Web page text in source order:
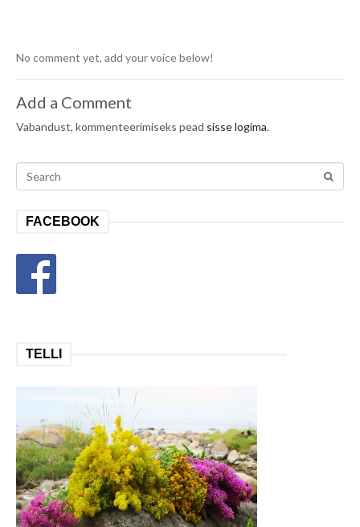
No comment yet, add your voice below!
Add a Comment
Vabandust, kommenteerimiseks pead sisse logima.
FACEBOOK
TELLI